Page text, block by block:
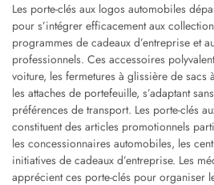
Les porte-clés aux logos automobiles
pour s’intégrer efficacement aux
programmes de cadeaux d’entreprise et
professionnels. Ces accessoires
voiture, les fermetures à glissière de sacs
les attaches de portefeuille, s’adaptant
préférences de transport. Les porte-clés
constituent des articles promotionnels
les concessionnaires automobiles, les
initiatives de cadeaux d’entreprise. Les
apprécient ces porte-clés pour organiser